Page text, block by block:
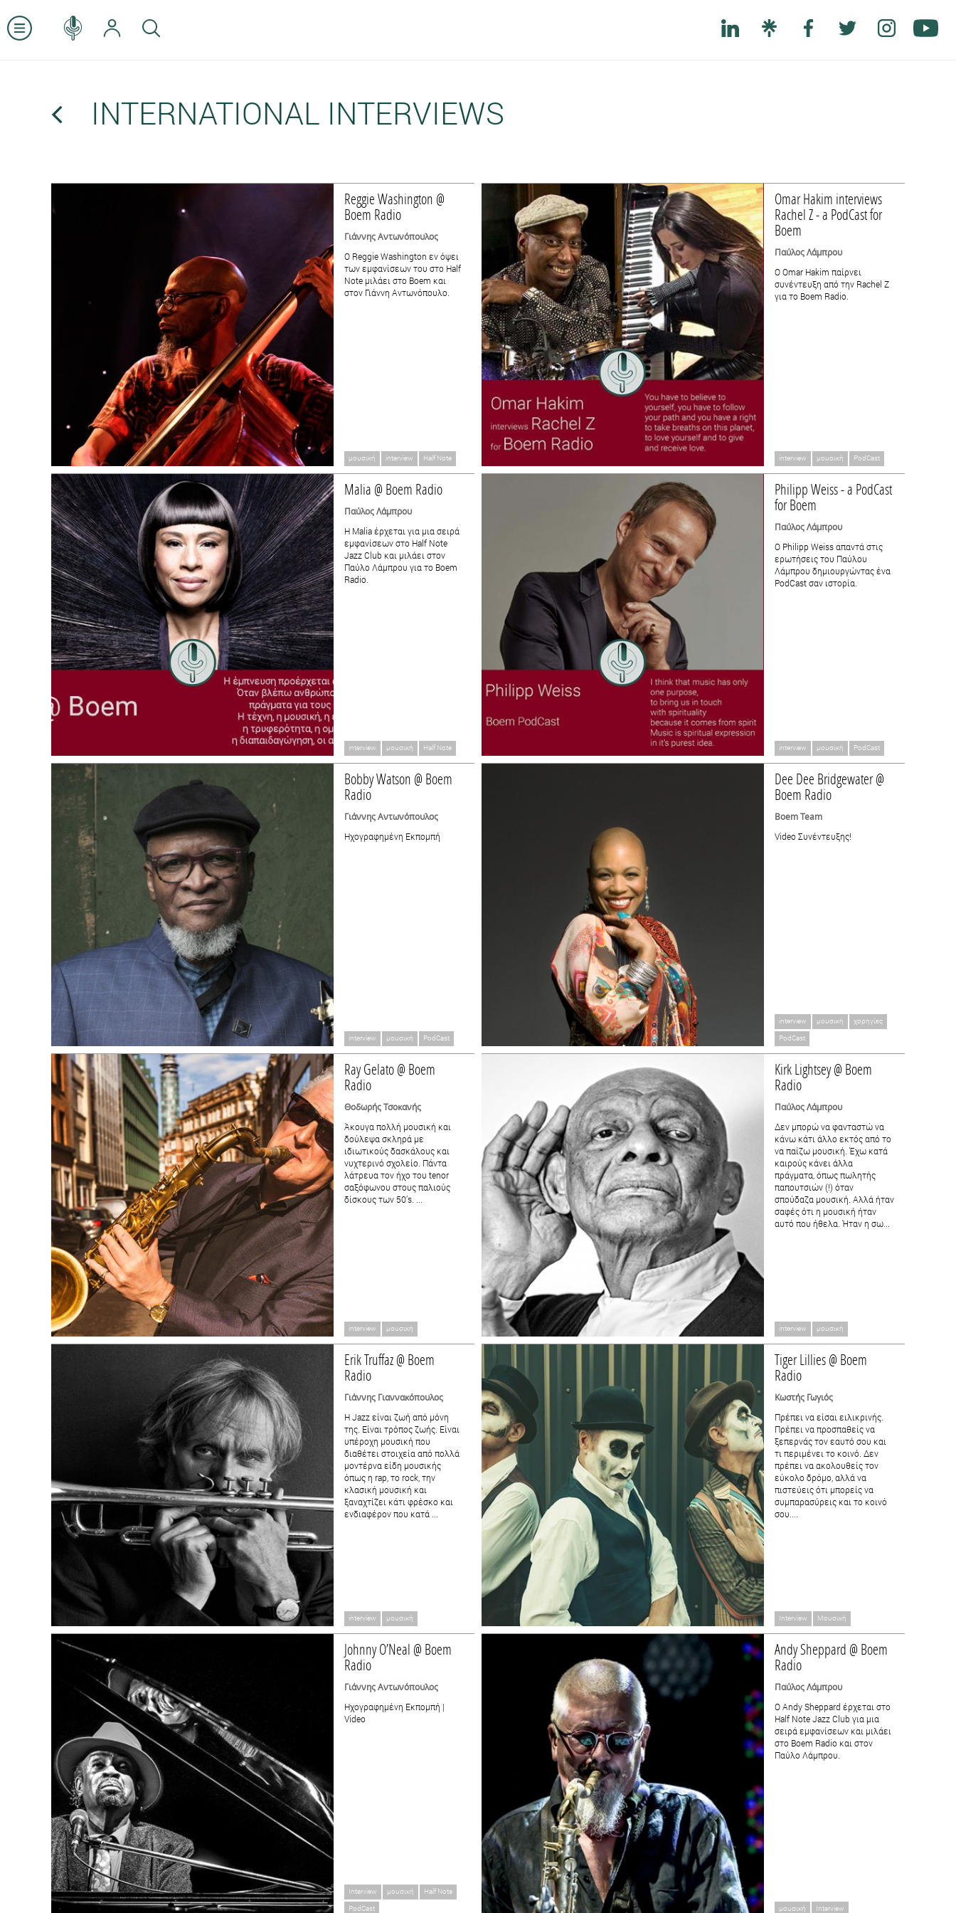
INTERNATIONAL INTERVIEWS
Reggie Washington @
Boem Radio
Γιάννης Αντωνόπουλος
Ο Reggie Washington εν όψει
των εμφανίσεων του στo Half
Note μιλάει στο Boem και
στον Γιάννη Αντωνόπουλο.
μουσική interview Half Note
Omar Hakim interviews
Rachel Z - a PodCast for
Boem
Παύλος Λάμπρου
Ο Omar Hakim παίρνει
συνέντευξη από την Rachel Z
για το Boem Radio.
interview μουσική PodCast
Malia @ Boem Radio
Παύλος Λάμπρου
Η Malia έρχεται για μια σειρά
εμφανίσεων στο Half Note
Jazz Club και μιλάει στον
Παύλο Λάμπρου για το Boem
Radio.
interview μουσική Half Note
Philipp Weiss - a PodCast
for Boem
Παύλος Λάμπρου
Ο Philipp Weiss απαντά στις
ερωτήσεις του Παύλου
Λάμπρου δημιουργώντας ένα
PodCast σαν ιστορία.
interview μουσική PodCast
Bobby Watson @ Boem
Radio
Γιάννης Αντωνόπουλος
Ηχογραφημένη Εκπομπή
interview μουσική PodCast
Dee Dee Bridgewater @
Boem Radio
Boem Team
Video Συνέντευξης!
interview μουσική
χορηγίες
PodCast
Ray Gelato @ Boem
Radio
Θοδωρής Τσοκανής
Άκουγα πολλή μουσική και
δούλεψα σκληρά με
ιδιωτικούς δασκάλους και
νυχτερινό σχολείο. Πάντα
λάτρευα τον ήχο του tenor
σαξόφωνου στους παλιούς
δίσκους των 50’s. ...
interview μουσική
Kirk Lightsey @ Boem
Radio
Παύλος Λάμπρου
Δεν μπορώ να φανταστώ να
κάνω κάτι άλλο εκτός από το
να παίζω μουσική. Έχω κατά
καιρούς κάνει άλλα
πράγματα, όπως πωλητής
παπουτσιών (!) όταν
σπούδαζα μουσική. Αλλά ήταν
σαφές ότι η μουσική ήταν
αυτό που ήθελα. Ήταν η σω...
interview μουσική
Erik Truffaz @ Boem
Radio
Γιάννης Γιαννακόπουλος
Η Jazz είναι ζωή από μόνη
της. Είναι τρόπος ζωής. Είναι
υπέροχη μουσική που
διαθέτει στοιχεία από πολλά
μοντέρνα είδη μουσικής
όπως η rap, το rock, την
κλασική μουσική και
ξαναχτίζει κάτι φρέσκο και
ενδιαφέρον που κατά ...
interview μουσική
Tiger Lillies @ Boem
Radio
Κωστής Γωγιός
Πρέπει να είσαι ειλικρινής.
Πρέπει να προσπαθείς να
ξεπερνάς τον εαυτό σου και
τι περιμένει το κοινό. Δεν
πρέπει να ακολουθείς τον
εύκολο δρόμο, αλλά να
πιστεύεις ότι μπορείς να
συμπαρασύρεις και το κοινό
σου....
Interview Μουσική
Johnny O’Neal @ Boem
Radio
Γιάννης Αντωνόπουλος
Ηχογραφημένη Εκπομπή |
Video
Interview μουσική
Half Note
PodCast
Andy Sheppard @ Boem
Radio
Παύλος Λάμπρου
Ο Andy Sheppard έρχεται στο
Half Note Jazz Club για μια
σειρά εμφανίσεων και μιλάει
στο Boem Radio και στον
Παύλο Λάμπρου.
μουσική Interview